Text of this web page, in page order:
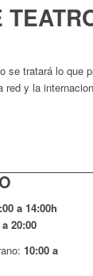
se tratará lo que
y la
a 14:00h
20:00
10:00 a